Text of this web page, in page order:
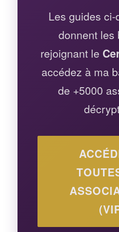
Les guides
donnent les
rejoignant le
accédez à ma
de +5000